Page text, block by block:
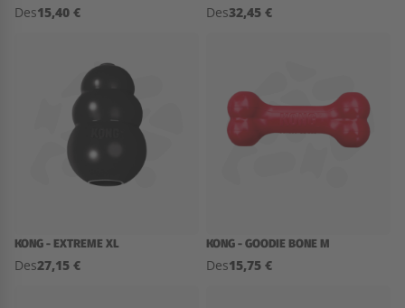
Des15,40 € Des32,45 €
KONG - EXTREME XL
Des27,15 €
KONG - GOODIE BONE M
Des15,75 €